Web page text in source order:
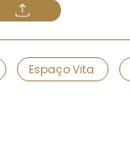
Espaço Vita